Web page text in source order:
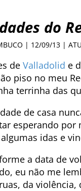
do
| 12/09/13 |
de Valladolid e
piso no meu
terrinha das
de casa
esperando
idas e
a data de
eu não me
da